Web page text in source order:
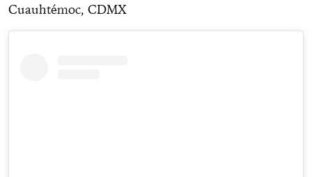
Cuauhtémoc, CDMX